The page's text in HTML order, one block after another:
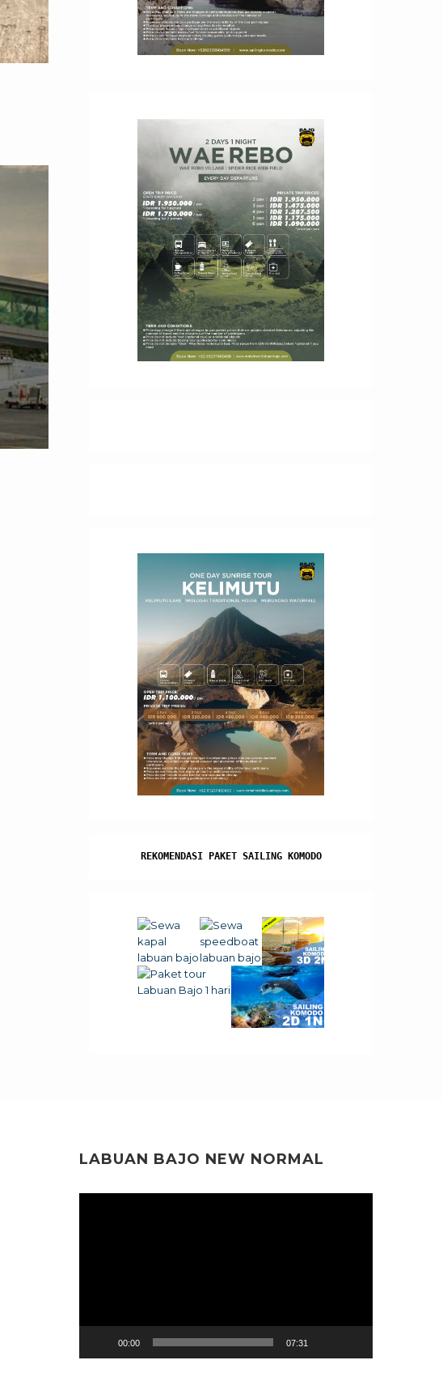
REKOMENDASI PAKET SAILING KOMODO
LABUAN BAJO NEW NORMAL
00:00 07:31